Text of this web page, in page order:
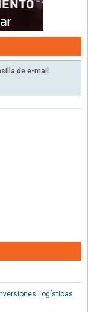
de e-mail.
Logísticas